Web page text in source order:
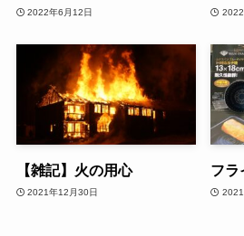
2022年6月12日
【雑記】火の用心
2021年12月30日
フラ